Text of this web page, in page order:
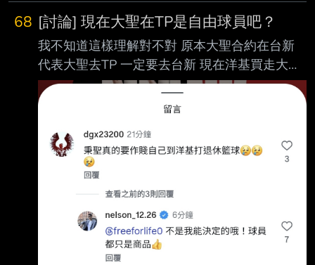
得分可以多少？ 個人覺得場均28分應該沒問題 -
- 台籃只打週末總共也才30幾場 加上薪資可能好
幾千萬 肯定會打好打滿吧 其實我也覺得他要30
分應該沒啥問題 0.0 隨便都能比林書豪猛 他來
台籃時都已經老了
68 [討論] 現在大聖在TP是自由球員吧？
我不知道這樣理解對不對 原本大聖合約在台新
代表大聖去TP 一定要去台新 現在洋基買走大聖
合約 代表大聖去P 一定要去洋基 那大聖不要去P
不就好了 他現在合約又不在TP 他現在在TP 是
會選了他 代表他去TP 一定要去國王 可是他直接
去P 就不受約束可以自己選球隊了 現在大聖合約
在P 那他不要去P不就好了？ 他現在在TP應該是
自由球員吧？ 跟陳將双一樣 -- Sent from nPTT
on my iPhone 14 --